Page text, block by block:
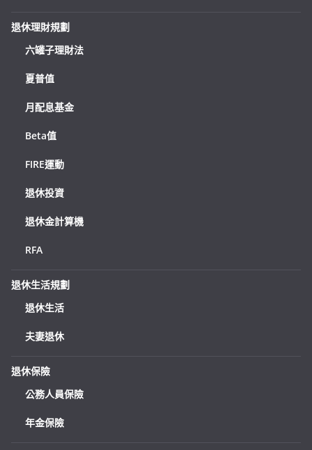
退休理財規劃
六罐子理財法
夏普值
月配息基金
Beta值
FIRE運動
退休投資
退休金計算機
RFA
退休生活規劃
退休生活
夫妻退休
退休保險
公務人員保險
年金保險